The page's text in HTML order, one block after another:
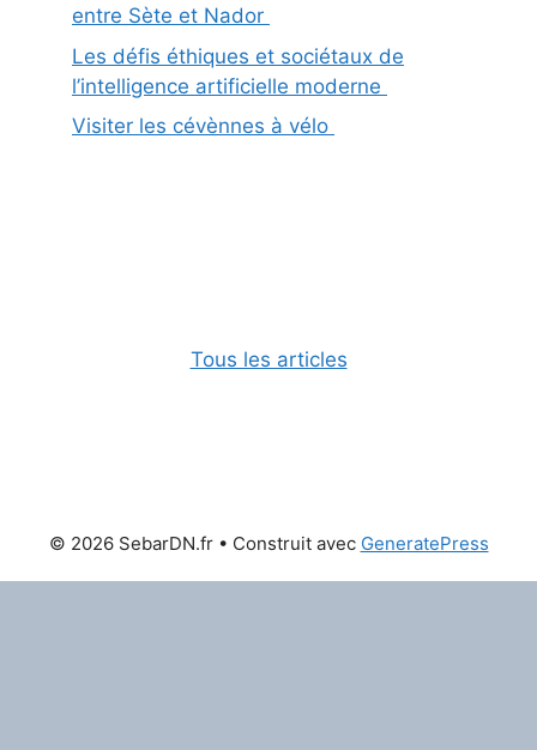
entre Sète et Nador
Les défis éthiques et sociétaux de
l’intelligence artificielle moderne
Visiter les cévènnes à vélo
Tous les articles
© 2026 SebarDN.fr• Construit avec GeneratePress